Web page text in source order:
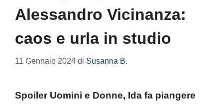
Alessandro Vicinanza:
caos e urla in studio
11 Gennaio 2024 di Susanna B.
Spoiler Uomini e Donne, Ida fa piangere